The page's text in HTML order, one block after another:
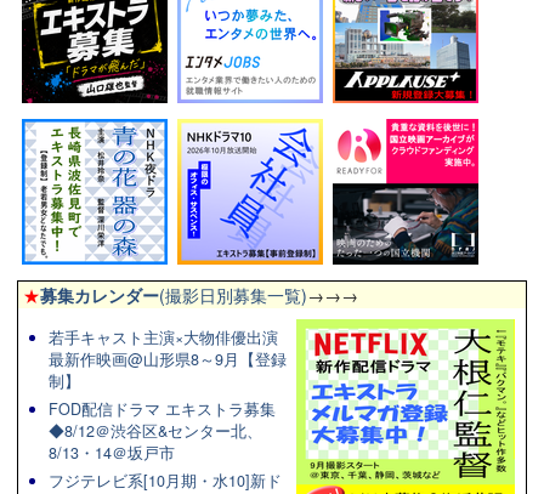
★募集カレンダー(撮影日別募集一覧)→→→
若手キャスト主演×大物俳優出演
最新作映画@山形県8～9月【登録
制】
FOD配信ドラマ エキストラ募集
◆8/12＠渋谷区&センター北、
8/13・14＠坂戸市
フジテレビ系[10月期・水10]新ド